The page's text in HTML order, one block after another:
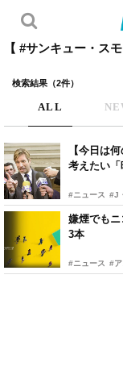
【 #サンキュー・ス
検索結果（2件）
ALL
【今日は
考えたい「
#ニュース #J
嫌煙でも
3本
#ニュース #